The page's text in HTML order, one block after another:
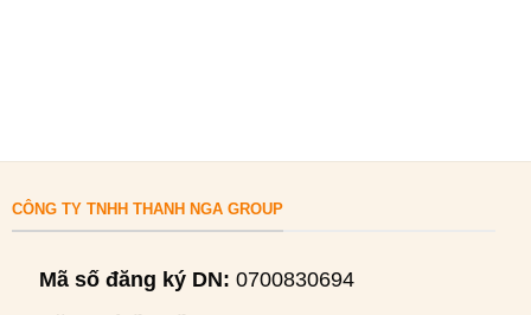
CÔNG TY TNHH THANH NGA GROUP
Mã số đăng ký DN: 0700830694